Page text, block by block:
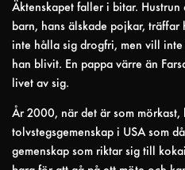
Äktenskapet faller i bitar. Hustrun
barn, hans älskade pojkar,
inte hålla sig drogfri, men vill
han blivit. En pappa värre än
livet av sig.
År 2000, när det är som mörkast,
tolvstegsgemenskap i USA som
gemenskap som riktar sig till